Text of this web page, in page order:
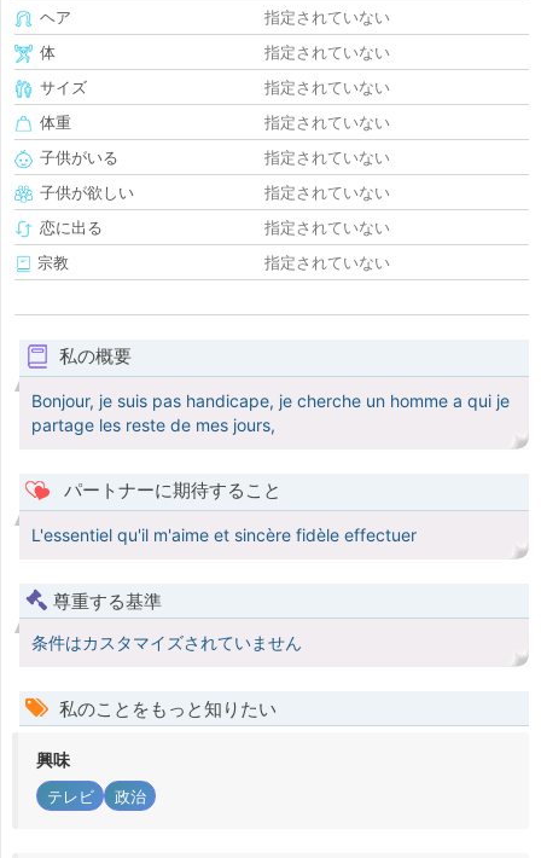
ヘア
指定されていない
体
指定されていない
サイズ
指定されていない
体重
指定されていない
子供がいる
指定されていない
子供が欲しい
指定されていない
恋に出る
指定されていない
宗教
指定されていない
私の概要
Bonjour, je suis pas handicape, je cherche un homme a qui je
partage les reste de mes jours,
パートナーに期待すること
L'essentiel qu'il m'aime et sincère fidèle effectuer
尊重する基準
条件はカスタマイズされていません
私のことをもっと知りたい
興味
テレビ 政治